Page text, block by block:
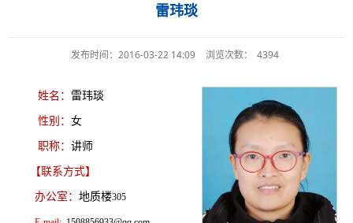
雷玮琰
发布时间：2016-03-22 14:09 浏览次数： 4394
姓名： 雷玮琰
性别： 女
职称： 讲师
【联系方式】
办公室： 地质楼305